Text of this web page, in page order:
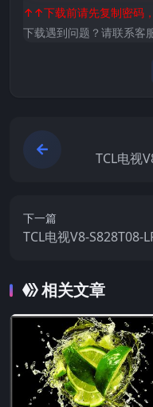
↑↑下载前请先复制密码
下载遇到问题？请联系客
TCL电视
下一篇
TCL电视V8-S828T08-
相关文章